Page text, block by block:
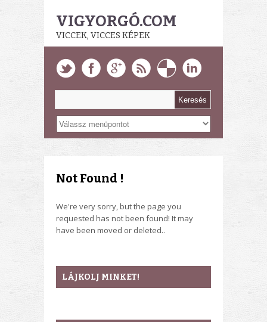
VIGYORGÓ.COM
VICCEK, VICCES KÉPEK
Not Found !
We're very sorry, but the page you
requested has not been found! It may
have been moved or deleted..
LÁJKOLJ MINKET!